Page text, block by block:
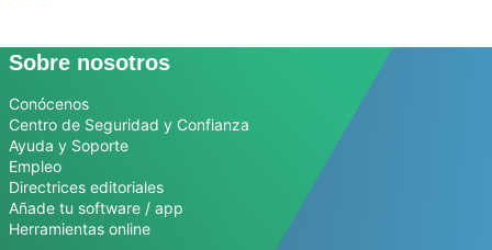
Sobre nosotros
Conócenos
Centro de Seguridad y Confianza
Ayuda y Soporte
Empleo
Directrices editoriales
Añade tu software / app
Herramientas online